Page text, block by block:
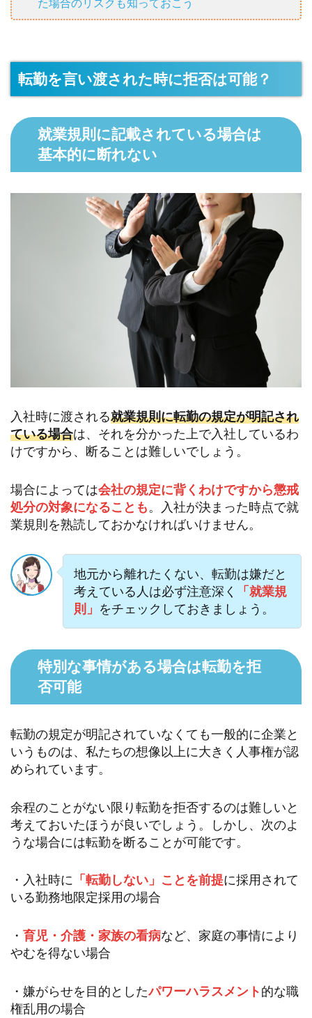
転勤を言い渡された時に拒否は可能？
就業規則に記載されている場合は
基本的に断れない
入社時に渡される就業規則に転勤の規定が明記され
ている場合は、それを分かった上で入社しているわ
けですから、断ることは難しいでしょう。
場合によっては会社の規定に背くわけですから懲戒
処分の対象になることも。入社が決まった時点で就
業規則を熟読しておかなければいけません。
地元から離れたくない、転勤は嫌だと
考えている人は必ず注意深く
「就業規
則」 をチェックしておきましょう。
特別な事情がある場合は転勤を拒
否可能
転勤の規定が明記されていなくても一般的に企業と
いうものは、私たちの想像以上に大きく人事権が認
められています。
余程のことがない限り転勤を拒否するのは難しいと
考えておいたほうが良いでしょう。しかし、次のよ
うな場合には転勤を断ることが可能です。
・入社時に 「転勤しない」ことを前提に採用されて
いる勤務地限定採用の場合
・ 育児・介護・家族の看病など、家庭の事情により
やむを得ない場合
・嫌がらせを目的としたパワーハラスメント的な職
権乱用の場合